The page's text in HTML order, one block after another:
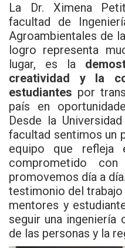
La Dr. Ximena
facultad de
Agroambientales de
logro representa
lugar, es la
creatividad y la
estudiantes por
país en
Desde la
facultad sentimos un
equipo que refleja
comprometido
promovemos día a
testimonio del
mentores y
seguir una
de las personas y la